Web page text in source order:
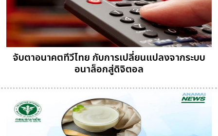
จับตาอนาคตทีวีไทย กับการเปลี่ยนแปลงจากระบบ
อนาล็อกสู่ดิจิตอล